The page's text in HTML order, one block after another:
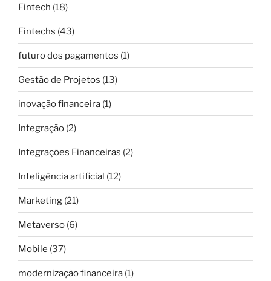
Fintech (18)
Fintechs (43)
futuro dos pagamentos (1)
Gestão de Projetos (13)
inovação financeira (1)
Integração (2)
Integrações Financeiras (2)
Inteligência artificial (12)
Marketing (21)
Metaverso (6)
Mobile (37)
modernização financeira (1)